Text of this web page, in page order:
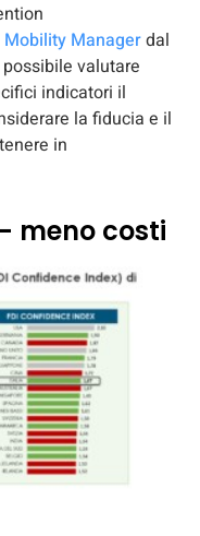
Managerdal
possibile valutare
indicatori il
la fiducia e il
in
meno costi